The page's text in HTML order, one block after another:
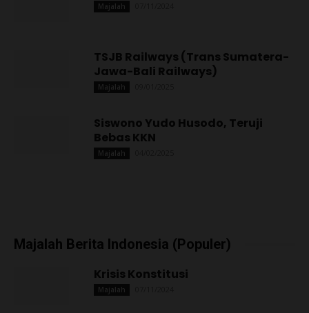
Majalah
TSJB Railways (Trans Sumatera-
Jawa-Bali Railways)
Majalah
Siswono Yudo Husodo, Teruji
Bebas KKN
Majalah
Majalah Berita Indonesia (Populer)
Krisis Konstitusi
Majalah